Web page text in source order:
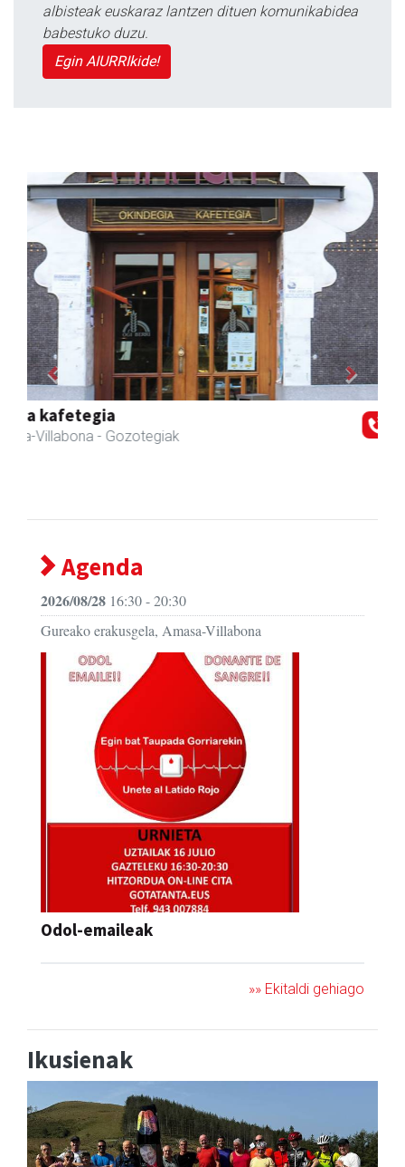
albisteak euskaraz lantzen dituen komunikabidea
babestuko duzu.
Egin AIURRIkide!
Amasa-Villabonako Udala
Amasa-Villabona - Udaletxeak
Previous Next
Agenda
2026/08/28 16:30 - 20:30
Gureako erakusgela, Amasa-Villabona
Odol-emaileak
»» Ekitaldi gehiago
Ikusienak